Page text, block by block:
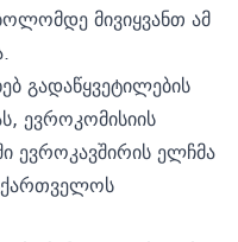
მივიყვანთ ამ
გადაწყვეტილების
ევროკომისიის
ევროკავშირის ელჩმა